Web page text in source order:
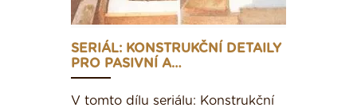
SERIÁL: KONSTRUKČNÍ DETAILY
PRO PASIVNÍ A…
V tomto dílu seriálu: Konstrukční